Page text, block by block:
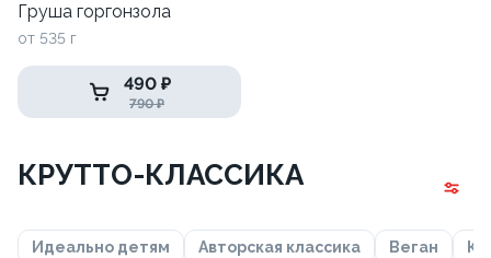
Груша горгонзола
от 535 г
490 ₽
790 ₽
КРУТТО-КЛАССИКА
Идеально детям Авторская классика Веган